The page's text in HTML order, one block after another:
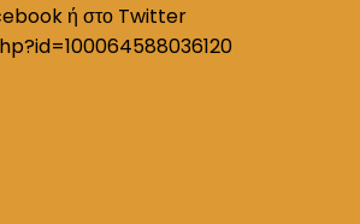
ή στο Twitter